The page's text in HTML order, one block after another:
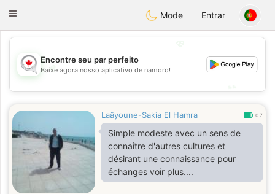
CANADIANchat
Toggle
Mode Entrar
💖
💕
Encontre seu par perfeito
Baixe agora nosso aplicativo de namoro!
Laâyoune-Sakia El Hamra 0.7
Simple modeste avec un sens de
connaître d'autres cultures et
désirant une connaissance pour
échanges voir plus....